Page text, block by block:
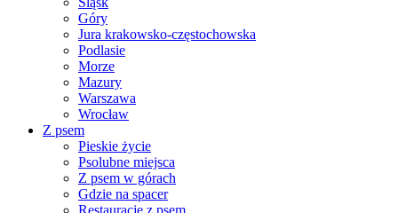
Góry
Jura krakowsko-częstochowska
Podlasie
Morze
Mazury
Warszawa
Wrocław
Z psem
Pieskie życie
Psolubne miejsca
Z psem w górach
Gdzie na spacer
Restauracje z psem